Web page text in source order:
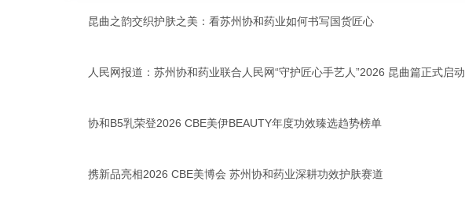
昆曲之韵交织护肤之美：看苏州协和药业如何书写国货匠心
人民网报道：苏州协和药业联合人民网“守护匠心手艺人”2026 昆曲篇正式启动
协和B5乳荣登2026 CBE美伊BEAUTY年度功效臻选趋势榜单
携新品亮相2026 CBE美博会 苏州协和药业深耕功效护肤赛道